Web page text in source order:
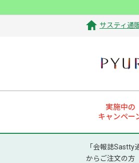
サスティ通
実施中の
キャンペー
「会報誌Sastty
からご注文の方